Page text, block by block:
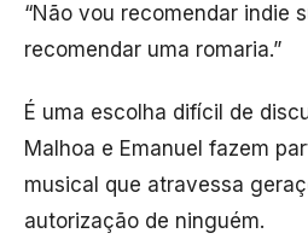
“Não vou recomendar indie
recomendar uma romaria.”
É uma escolha difícil de
Malhoa e Emanuel fazem
musical que atravessa
autorização de ninguém.